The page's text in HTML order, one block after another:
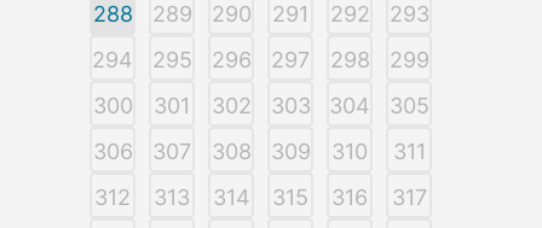
288
289 290 291 292
293
294
295 296 297 298
299
300
301 302 303 304
305
306
307 308 309 310
311
312
313 314 315 316
317